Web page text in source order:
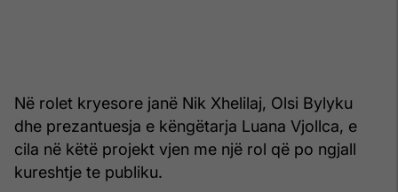
Në rolet kryesore janë Nik Xhelilaj, Olsi Bylyku
dhe prezantuesja e këngëtarja Luana Vjollca, e
cila në këtë projekt vjen me një rol që po ngjall
kureshtje te publiku.